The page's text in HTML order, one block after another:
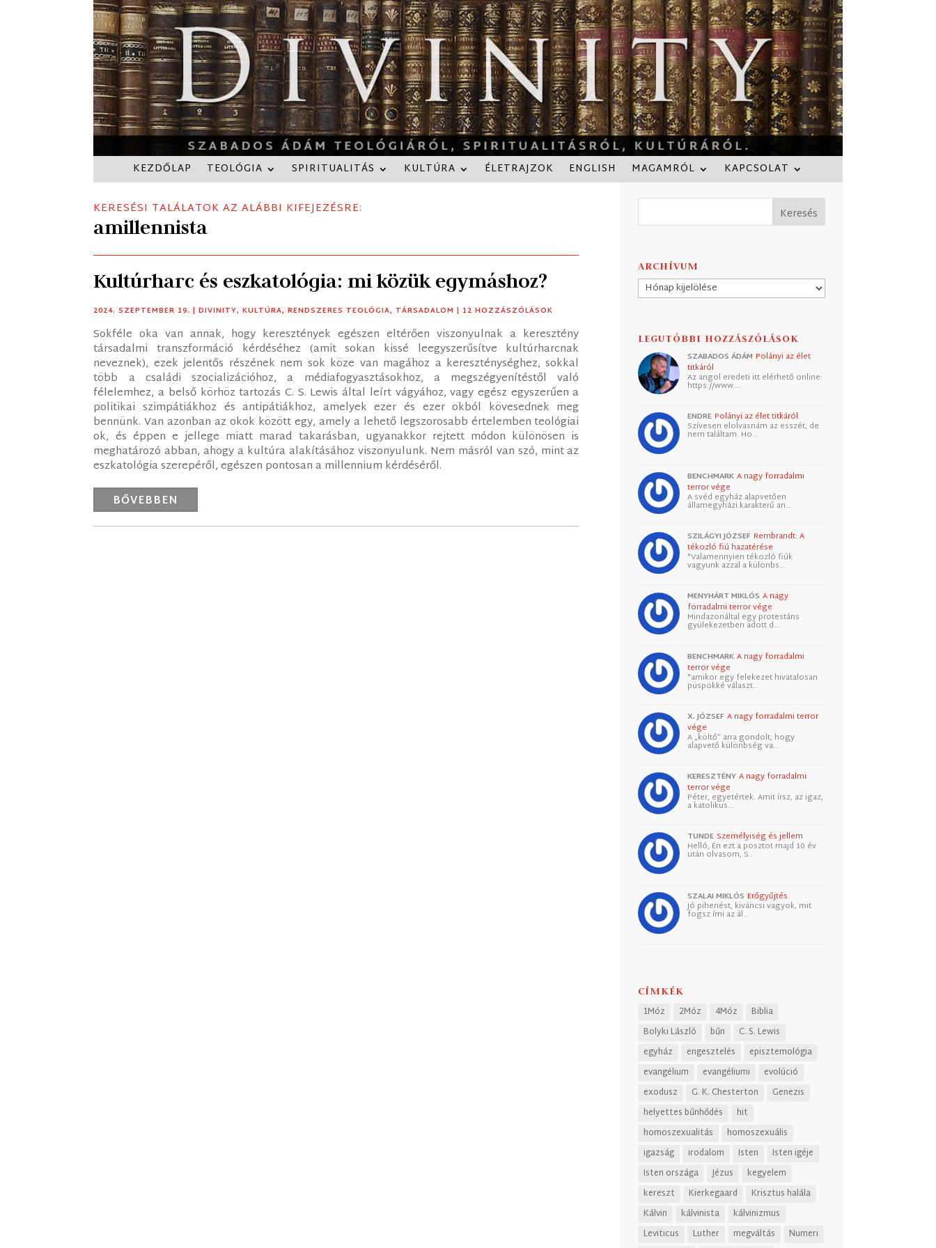
KEZDŐLAP TEOLÓGIA SPIRITUALITÁS KULTÚRA ÉLETRAJZOK ENGLISH MAGAMRÓL KAPCSOLAT
KERESÉSI TALÁLATOK AZ ALÁBBI KIFEJEZÉSRE:
amillennista
Kultúrharc és eszkatológia: mi közük egymáshoz?
2024. SZEPTEMBER 19. |DIVINITY,KULTÚRA,RENDSZERES TEOLÓGIA, TÁRSADALOM | 12 HOZZÁSZÓLÁSOK
Sokféle oka van annak, hogy keresztények egészen eltérően viszonyulnak a keresztény
társadalmi transzformáció kérdéséhez (amit sokan kissé leegyszerűsítve kultúrharcnak
neveznek), ezek jelentős részének nem sok köze van magához a kereszténységhez, sokkal
több a családi szocializációhoz, a médiafogyasztásokhoz, a megszégyenítéstől való
félelemhez, a belső körhöz tartozás C. S. Lewis által leírt vágyához, vagy egész egyszerűen a
politikai szimpátiákhoz és antipátiákhoz, amelyek ezer és ezer okból kövesednek meg
bennünk. Van azonban az okok között egy, amely a lehető legszorosabb értelemben teológiai
ok, és éppen e jellege miatt marad takarásban, ugyanakkor rejtett módon különösen is
meghatározó abban, ahogy a kultúra alakításához viszonyulunk. Nem másról van szó, mint az
eszkatológia szerepéről, egészen pontosan a millennium kérdéséről.
BŐVEBBEN
ARCHÍVUM
Archívum
LEGUTÓBBI HOZZÁSZÓLÁSOK
SZABADOS ÁDÁM Polányi az élet
titkáról
Az angol eredeti itt elérhető online:
https://www.…
ENDRE Polányi az élet titkáról
Szívesen elolvasnám az esszét, de
nem találtam. Ho…
BENCHMARK A nagy forradalmi
terror vége
A svéd egyház alapvetően
államegyházi karakterű an…
SZILÁGYI JÓZSEF Rembrandt: A
tékozló fiú hazatérése
"Valamennyien tékozló fiúk
vagyunk azzal a különbs…
MENYHÁRT MIKLÓS A nagy
forradalmi terror vége
Mindazonáltal egy protestáns
gyülekezetben adott d…
BENCHMARK A nagy forradalmi
terror vége
"amikor egy felekezet hivatalosan
püspökké választ…
X. JÓZSEF A nagy forradalmi terror
vége
A „költő” arra gondolt, hogy
alapvető különbség va…
KERESZTÉNY A nagy forradalmi
terror vége
Péter, egyetértek. Amit írsz, az igaz,
a katolikus…
TUNDE Személyiség és jellem
Helló, Én ezt a posztot majd 10 év
után olvasom, S…
SZALAI MIKLÓS Erőgyűjtés
Jó pihenést, kiváncsi vagyok, mit
fogsz írni az ál…
CÍMKÉK
1Móz 2Móz 4Móz
Biblia
Bolyki László
bűn
C. S. Lewis
egyház
engesztelés
episztemológia
evangélium
evangéliumi
evolúció
exodusz
G. K. Chesterton
Genezis
helyettes bűnhődés
hit
homoszexualitás
homoszexuális
igazság
irodalom Isten
Isten igéje
Isten országa
Jézus
kegyelem
kereszt
Kierkegaard
Krisztus halála
Kálvin
kálvinista
kálvinizmus
Leviticus
Luther megváltás
Numeri